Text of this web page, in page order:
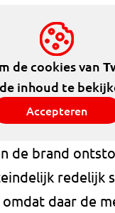
de cookies van
inhoud te
Accepteren
de brand
redelijk
daar de